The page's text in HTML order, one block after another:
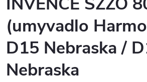
(umyvadlo
D15 Nebraska /
Nebraska